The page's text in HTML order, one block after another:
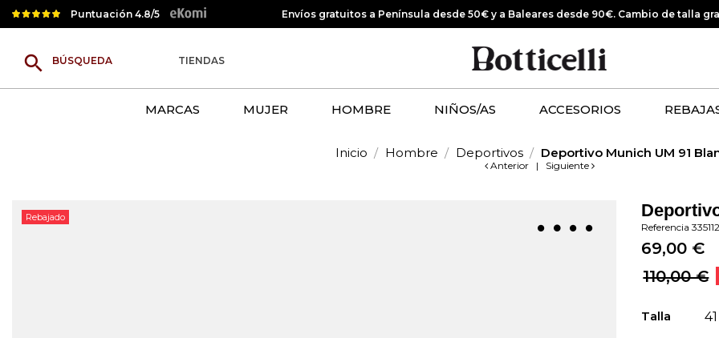
Puntuación 4.8/5 Envíos gratuitos a Península desde 50€ y a Baleares desde 90€. Cambio de talla
search TIENDAS
MARCAS MUJER HOMBRE NIÑOS/AS ACCESORIOS
Inicio Hombre Deportivos Deportivo Munich UM 91
Anterior | Siguiente
Rebajado
Referencia
69,00 €
110,00 €
Talla 41